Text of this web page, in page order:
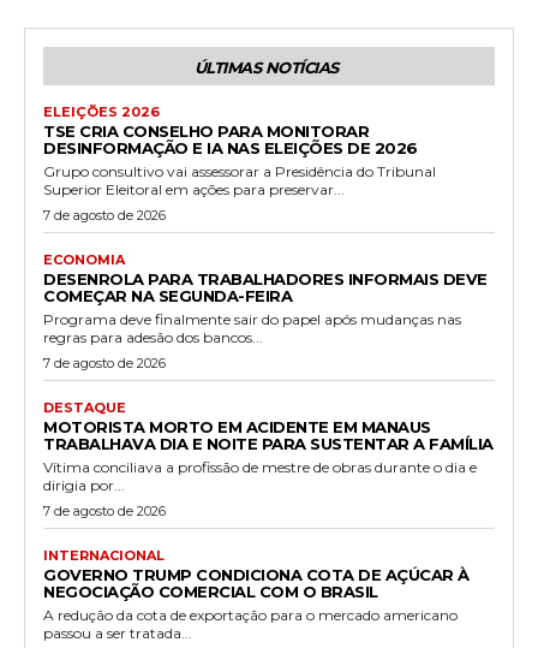
ÚLTIMAS NOTÍCIAS
ELEIÇÕES 2026
TSE CRIA CONSELHO PARA MONITORAR
DESINFORMAÇÃO E IA NAS ELEIÇÕES DE 2026
Grupo consultivo vai assessorar a Presidência do Tribunal
Superior Eleitoral em ações para preservar...
7 de agosto de 2026
ECONOMIA
DESENROLA PARA TRABALHADORES INFORMAIS DEVE
COMEÇAR NA SEGUNDA-FEIRA
Programa deve finalmente sair do papel após mudanças nas
regras para adesão dos bancos...
7 de agosto de 2026
DESTAQUE
MOTORISTA MORTO EM ACIDENTE EM MANAUS
TRABALHAVA DIA E NOITE PARA SUSTENTAR A FAMÍLIA
Vítima conciliava a profissão de mestre de obras durante o dia e
dirigia por...
7 de agosto de 2026
INTERNACIONAL
GOVERNO TRUMP CONDICIONA COTA DE AÇÚCAR À
NEGOCIAÇÃO COMERCIAL COM O BRASIL
A redução da cota de exportação para o mercado americano
passou a ser tratada...